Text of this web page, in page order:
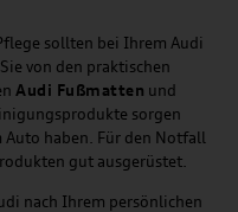
sollten bei Ihrem Audi
von den praktischen
Audi Fußmatten und
sorgen
Auto haben. Für den Notfall
gut ausgerüstet.
nach Ihrem persönlichen